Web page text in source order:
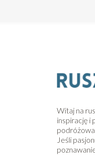
Witaj na
inspirację i
Jeśli